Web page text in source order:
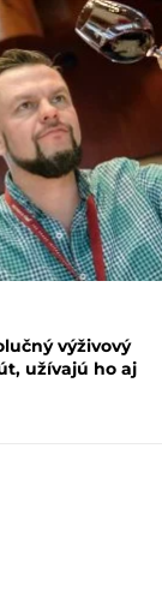
výživový
užívajú ho aj